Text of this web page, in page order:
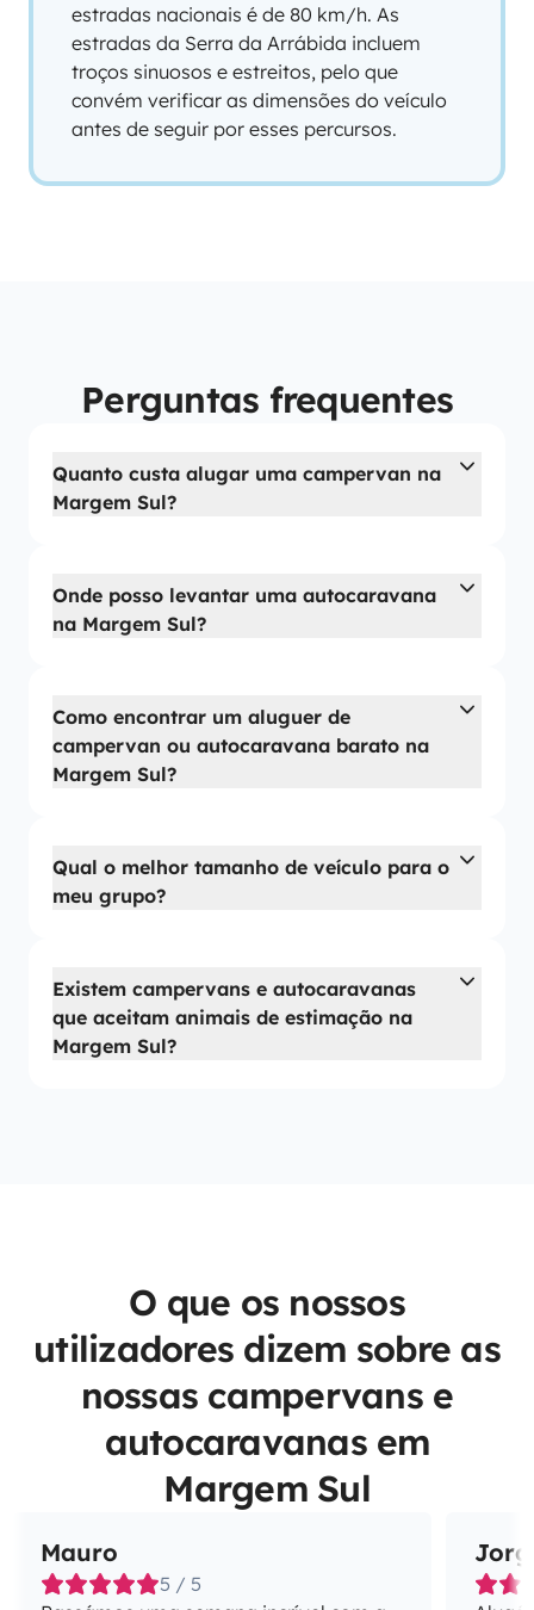
estradas nacionais é de 80 km/h. As
estradas da Serra da Arrábida incluem
troços sinuosos e estreitos, pelo que
convém verificar as dimensões do veículo
antes de seguir por esses percursos.
Perguntas frequentes
Quanto custa alugar uma campervan na
Margem Sul?
Onde posso levantar uma autocaravana
na Margem Sul?
Como encontrar um aluguer de
campervan ou autocaravana barato na
Margem Sul?
Qual o melhor tamanho de veículo para o
meu grupo?
Existem campervans e autocaravanas
que aceitam animais de estimação na
Margem Sul?
O que os nossos
utilizadores dizem sobre as
nossas campervans e
autocaravanas em
Margem Sul
Mauro
5 / 5